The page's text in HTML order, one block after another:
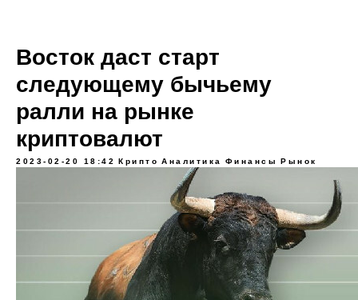
Восток даст старт
следующему бычьему
ралли на рынке
криптовалют
2023-02-20 18:42 Крипто Аналитика Финансы Рынок